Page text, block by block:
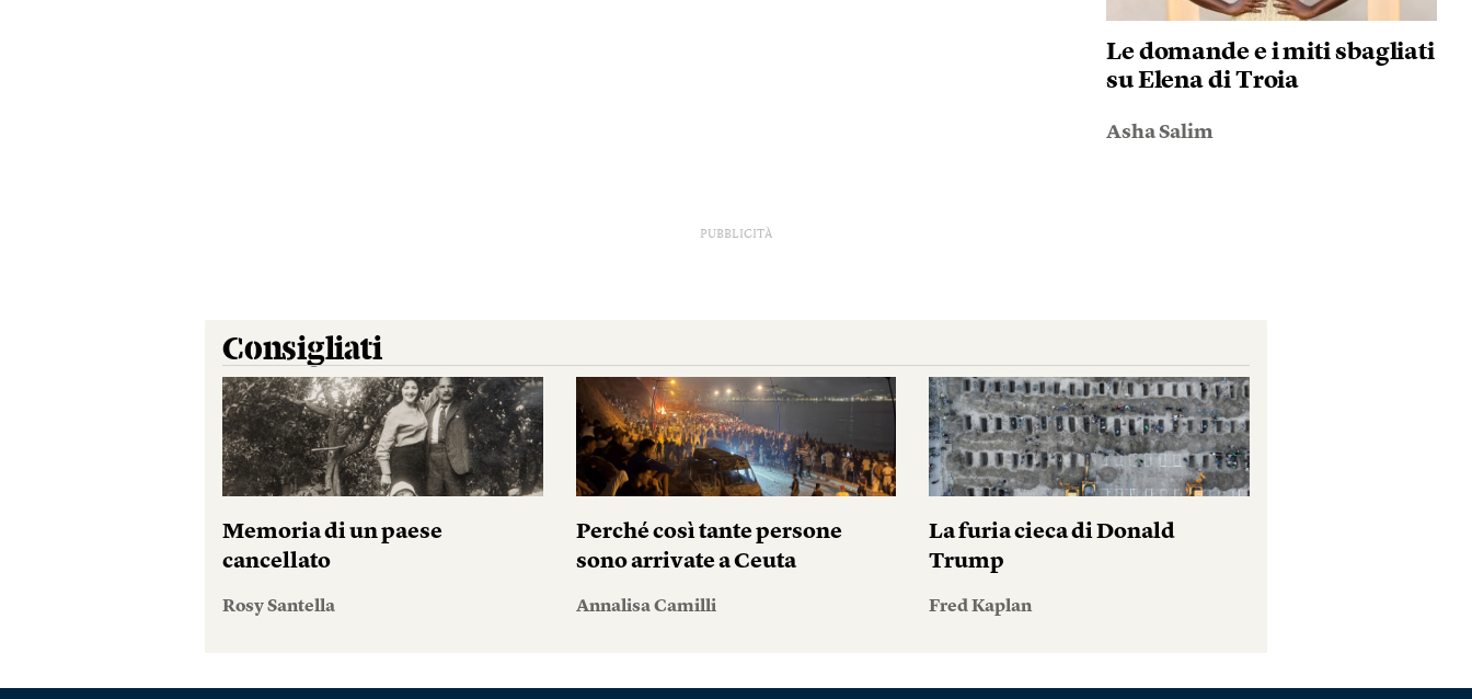
Le domande e i miti sbagliati
su Elena di Troia
Asha Salim
PUBBLICITÀ
Consigliati
Memoria di un paese
cancellato
Rosy Santella
Perché così tante persone
sono arrivate a Ceuta
Annalisa Camilli
La furia cieca di Donald
Trump
Fred Kaplan